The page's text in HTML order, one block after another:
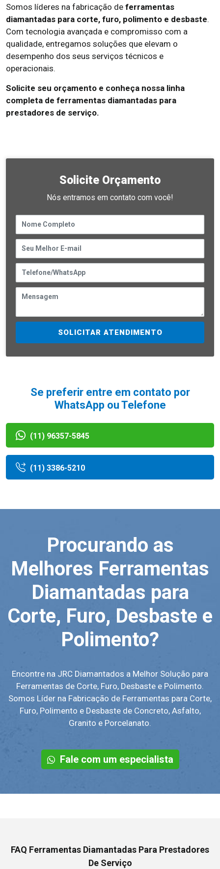
Somos líderes na fabricação de ferramentas
diamantadas para corte, furo, polimento e desbaste.
Com tecnologia avançada e compromisso com a
qualidade, entregamos soluções que elevam o
desempenho dos seus serviços técnicos e
operacionais.
Solicite seu orçamento e conheça nossa linha
completa de ferramentas diamantadas para
prestadores de serviço.
Solicite Orçamento
Nós entramos em contato com você!
SOLICITAR ATENDIMENTO
Se preferir entre em contato por
WhatsApp ou Telefone
(11) 96357-5845
(11) 3386-5210
Procurando as
Melhores Ferramentas
Diamantadas para
Corte, Furo, Desbaste e
Polimento?
Encontre na JRC Diamantados a Melhor Solução para
Ferramentas de Corte, Furo, Desbaste e Polimento.
Somos Líder na Fabricação de Ferramentas para Corte,
Furo, Polimento e Desbaste de Concreto, Asfalto,
Granito e Porcelanato.
Fale com um especialista
FAQ Ferramentas Diamantadas Para Prestadores
De Serviço